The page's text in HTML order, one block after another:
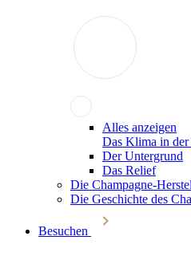
Alles anzeigen
Das Klima in der
Der Untergrund
Das Relief
Die Champagne-
Die Geschichte des
Besuchen